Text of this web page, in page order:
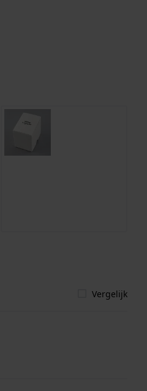
Vergelijk